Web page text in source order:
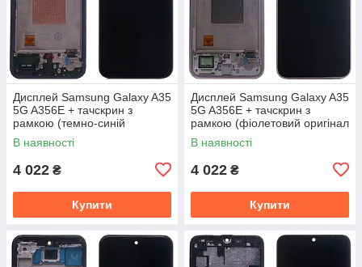
Дисплей Samsung Galaxy A35
5G A356E + тачскрин з
рамкою (темно-синій
оригінал OEM SP)
В наявності
4 022 ₴
Купити
Дисплей Samsung Galaxy A35
5G A356E + тачскрин з
рамкою (фіолетовий оригінал
OEM SP)
В наявності
4 022 ₴
Купити